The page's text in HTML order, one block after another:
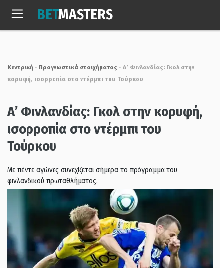
Παρ, 7 Αυγ. 2026
BETMASTERS
Κεντρική • Προγνωστικά στοιχήματος • Α’ Φινλανδίας: Γκολ στην
κορυφή, ισορροπία στο ντέρμπι του Τούρκου
Α’ Φινλανδίας: Γκολ στην κορυφή,
ισορροπία στο ντέρμπι του
Τούρκου
Με πέντε αγώνες συνεχίζεται σήμερα το πρόγραμμα του
φινλανδικού πρωταθλήματος.